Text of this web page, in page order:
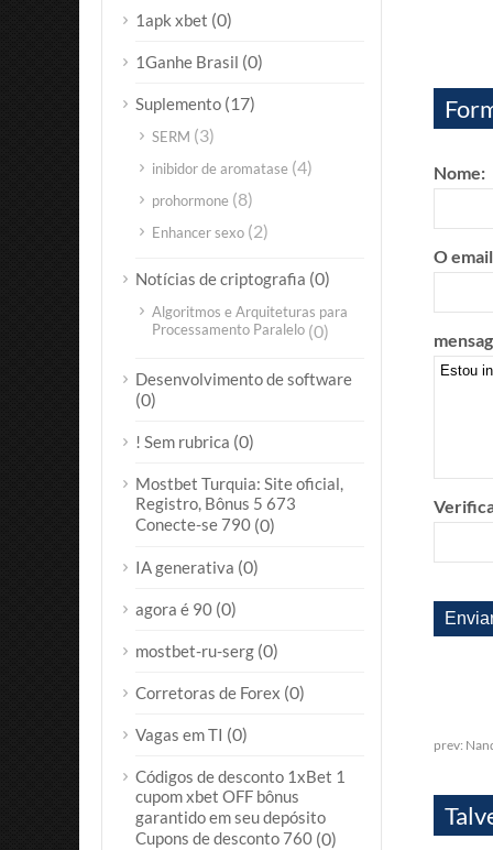
Nome:
O
prev:
1apk xbet (0)
1Ganhe Brasil (0)
Suplemento (17)
SERM (3)
inibidor de aromatase (4)
prohormone (8)
Enhancer sexo (2)
Notícias de criptografia (0)
Algoritmos e Arquiteturas para
Processamento Paralelo (0)
Desenvolvimento de software
(0)
! Sem rubrica (0)
Mostbet Turquia: Site oficial,
Registro, Bônus 5 673
Conecte-se 790 (0)
IA generativa (0)
agora é 90 (0)
mostbet-ru-serg (0)
Corretoras de Forex (0)
Vagas em TI (0)
Códigos de desconto 1xBet 1
cupom xbet OFF bônus
garantido em seu depósito
Cupons de desconto 760 (0)